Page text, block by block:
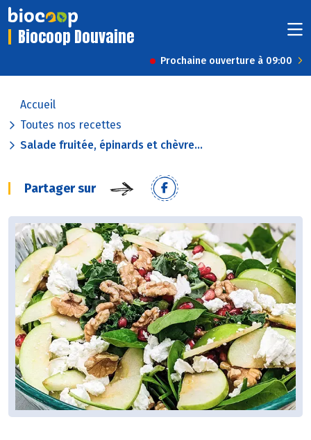
Biocoop Douvaine
Prochaine ouverture à 09:00
Accueil
Toutes nos recettes
Salade fruitée, épinards et chèvre...
Partager sur